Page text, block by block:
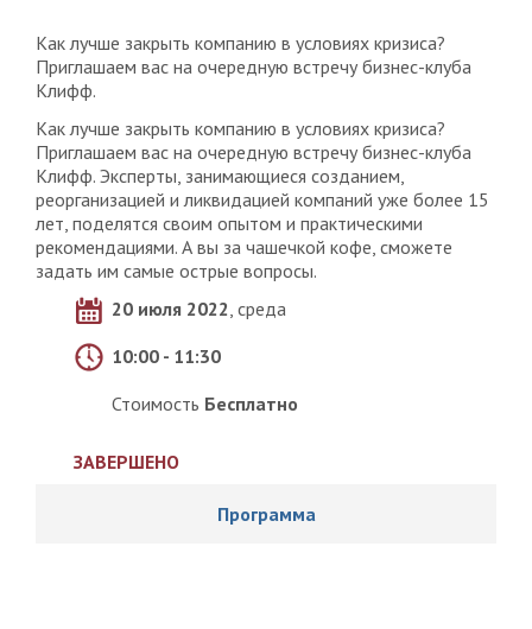
Как лучше закрыть компанию в условиях кризиса?
Приглашаем вас на очередную встречу бизнес-клуба
Клифф.
Как лучше закрыть компанию в условиях кризиса?
Приглашаем вас на очередную встречу бизнес-клуба
Клифф. Эксперты, занимающиеся созданием,
реорганизацией и ликвидацией компаний уже более 15
лет, поделятся своим опытом и практическими
рекомендациями. А вы за чашечкой кофе, сможете
задать им самые острые вопросы.
20 июля 2022, среда
10:00 - 11:30
Стоимость Бесплатно
ЗАВЕРШЕНО
Программа